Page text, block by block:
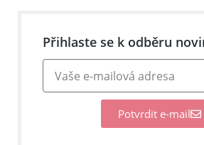
Přihlaste se k odběru
Potvrdit e-mail